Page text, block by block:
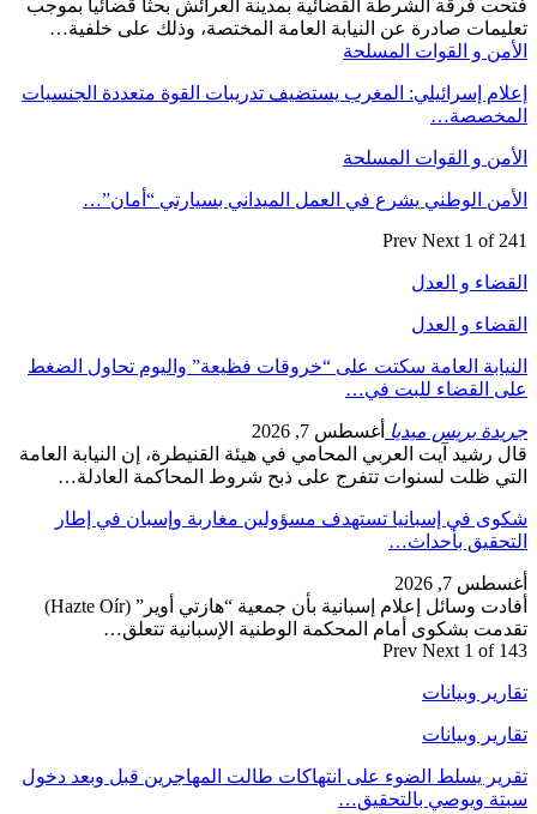
فتحت فرقة الشرطة القضائية بمدينة العرائش بحثا قضائيا بموجب
تعليمات صادرة عن النيابة العامة المختصة، وذلك على خلفية…
الأمن و القوات المسلحة
إعلام إسرائيلي: المغرب يستضيف تدريبات القوة متعددة الجنسيات
المخصصة…
الأمن و القوات المسلحة
الأمن الوطني يشرع في العمل الميداني بسيارتي “أمان”…
Prev Next 1 of 241
القضاء و العدل
القضاء و العدل
النيابة العامة سكتت على “خروقات فظيعة” واليوم تحاول الضغط
على القضاء للبت في…
جريدة بريس ميديا أغسطس 7, 2026
قال رشيد آيت العربي المحامي في هيئة القنيطرة، إن النيابة العامة
التي ظلت لسنوات تتفرج على ذبح شروط المحاكمة العادلة…
شكوى في إسبانيا تستهدف مسؤولين مغاربة وإسبان في إطار
التحقيق بأحداث…
أغسطس 7, 2026
أفادت وسائل إعلام إسبانية بأن جمعية “هازتي أوير” (Hazte Oír)
تقدمت بشكوى أمام المحكمة الوطنية الإسبانية تتعلق…
Prev Next 1 of 143
تقارير وبيانات
تقارير وبيانات
تقرير يسلط الضوء على انتهاكات طالت المهاجرين قبل وبعد دخول
سبتة ويوصي بالتحقيق…